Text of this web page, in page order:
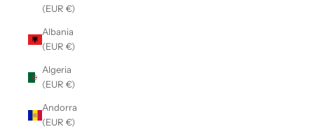
(EUR €)
Albania
(EUR €)
Algeria
(EUR €)
Andorra
(EUR €)